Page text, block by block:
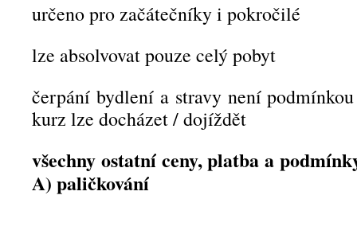
určeno pro začátečníky i pokročilé
lze absolvovat pouze celý pobyt
čerpání bydlení a stravy není
kurz lze docházet / dojíždět
všechny ostatní ceny, platba a
A) paličkování